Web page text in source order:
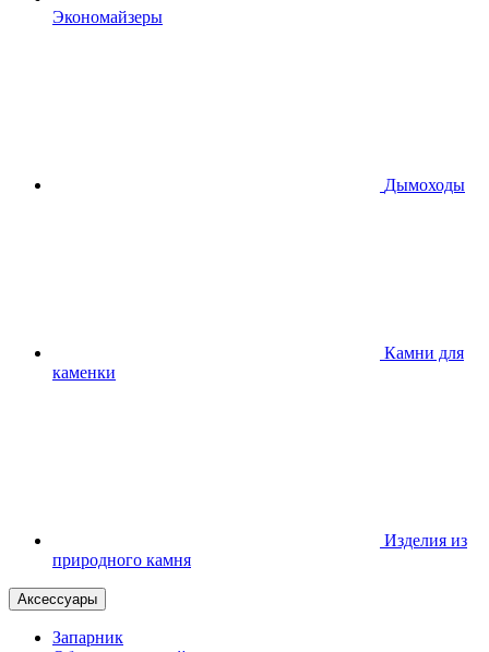
Экономайзеры
Дымоходы
Камни для
каменки
Изделия из
природного камня
Аксессуары
Запарник